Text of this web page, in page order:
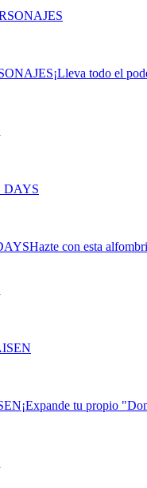
¡Lleva todo el
Hazte con esta
¡Expande tu propio